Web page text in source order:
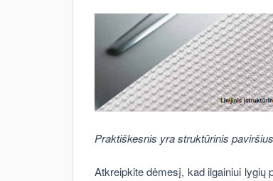
Praktiškesnis yra struktūrinis
Atkreipkite dėmesį, kad ilgainiui lygių